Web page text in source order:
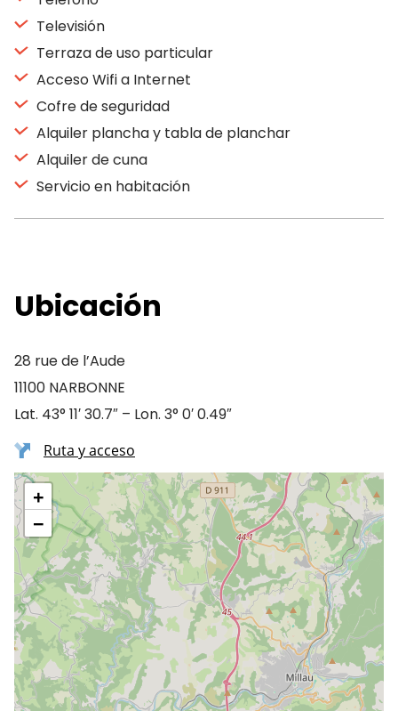
Televisión
Terraza de uso particular
Acceso Wifi a Internet
Cofre de seguridad
Alquiler plancha y tabla de planchar
Alquiler de cuna
Servicio en habitación
Ubicación
28 rue de l’Aude
11100 NARBONNE
Lat. 43° 11′ 30.7″ – Lon. 3° 0′ 0.49″
Ruta y acceso
+
−